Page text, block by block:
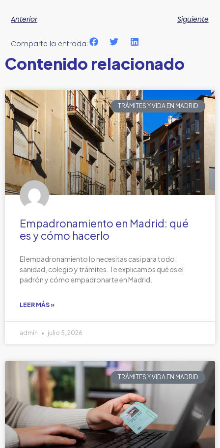
Anterior Siguiente
Comparte la entrada:
Contenido relacionado
TRÁMITES Y VIDA EN MADRID
Empadronamiento en Madrid: qué
es y cómo hacerlo
El empadronamiento lo necesitas casi para todo:
sanidad, colegio y trámites. Te explicamos qué es el
padrón y cómo empadronarte en Madrid.
LEER MÁS »
admin julio 5, 2026
TRÁMITES Y VIDA EN MADRID